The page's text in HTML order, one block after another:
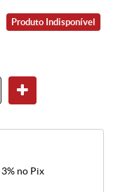
Produto Indisponível
3% no Pix